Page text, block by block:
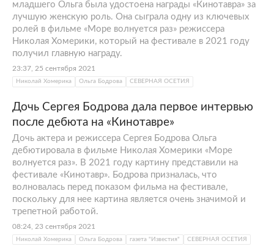
младшего Ольга была удостоена награды «Кинотавра» за
лучшую женскую роль. Она сыграла одну из ключевых
ролей в фильме «Море волнуется раз» режиссера
Николая Хомерики, который на фестивале в 2021 году
получил главную награду.
23:37, 25 сентября 2021
Николай Хомерика Ольга Бодрова СЕВЕРНАЯ ОСЕТИЯ
Дочь Сергея Бодрова дала первое интервью
после дебюта на «Кинотавре»
Дочь актера и режиссера Сергея Бодрова Ольга
дебютировала в фильме Николая Хомерики «Море
волнуется раз». В 2021 году картину представили на
фестивале «Кинотавр». Бодрова призналась, что
волновалась перед показом фильма на фестивале,
поскольку для нее картина является очень значимой и
трепетной работой.
08:24, 23 сентября 2021
Николай Хомерика Ольга Бодрова газета "Известия" СЕВЕРНАЯ ОСЕТИЯ